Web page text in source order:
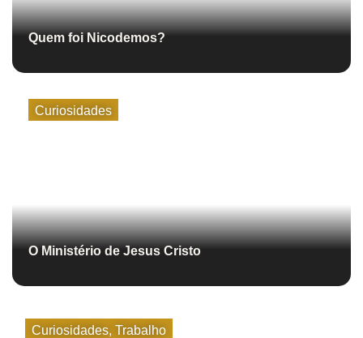
Quem foi Nicodemos?
O Ministério de Jesus Cristo
Curiosidades
Curiosidades, Trabalho